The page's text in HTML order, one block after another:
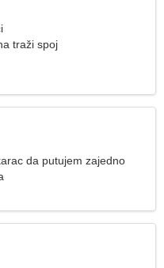
traži spoj
da putujem zajedno